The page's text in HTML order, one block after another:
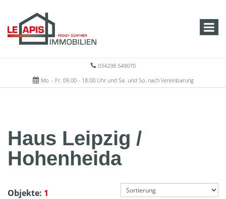
034298 549070
Mo. - Fr. 09.00 - 18.00 Uhr und Sa. und So. nach Vereinbarung
Haus Leipzig /
Hohenheida
Objekte: 1